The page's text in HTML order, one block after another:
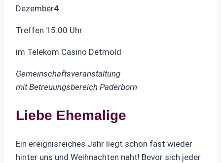
Dezember4
Treffen 15:00 Uhr
im Telekom Casino Detmold
Gemeinschaftsveranstaltung
mit Betreuungsbereich Paderborn
Liebe Ehemalige
Ein ereignisreiches Jahr liegt schon fast wieder
hinter uns und Weihnachten naht! Bevor sich jeder